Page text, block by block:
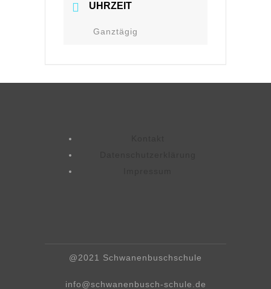
UHRZEIT
Ganztägig
@2021 Schwanenbuschschule
info@schwanenbusch-schule.de